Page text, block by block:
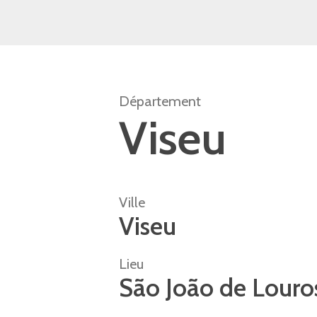
Département
Viseu
Ville
Viseu
Lieu
São João de